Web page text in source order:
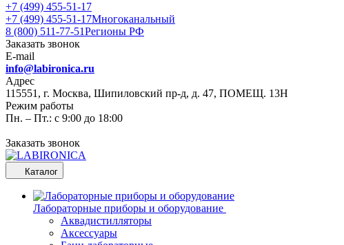
+7 (499) 455-51-17
+7 (499) 455-51-17Многоканальный
8 (800) 511-77-51Регионы РФ
Заказать звонок
E-mail
info@labironica.ru
Адрес
115551, г. Москва, Шипиловский пр-д, д. 47, ПОМЕЩ. 13Н
Режим работы
Пн. – Пт.: с 9:00 до 18:00
Заказать звонок
Каталог
Лабораторные приборы и оборудование
Аквадистилляторы
Аксессуары